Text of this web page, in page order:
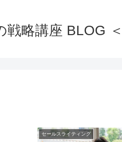
戦略講座 BLOG
セールスライティング